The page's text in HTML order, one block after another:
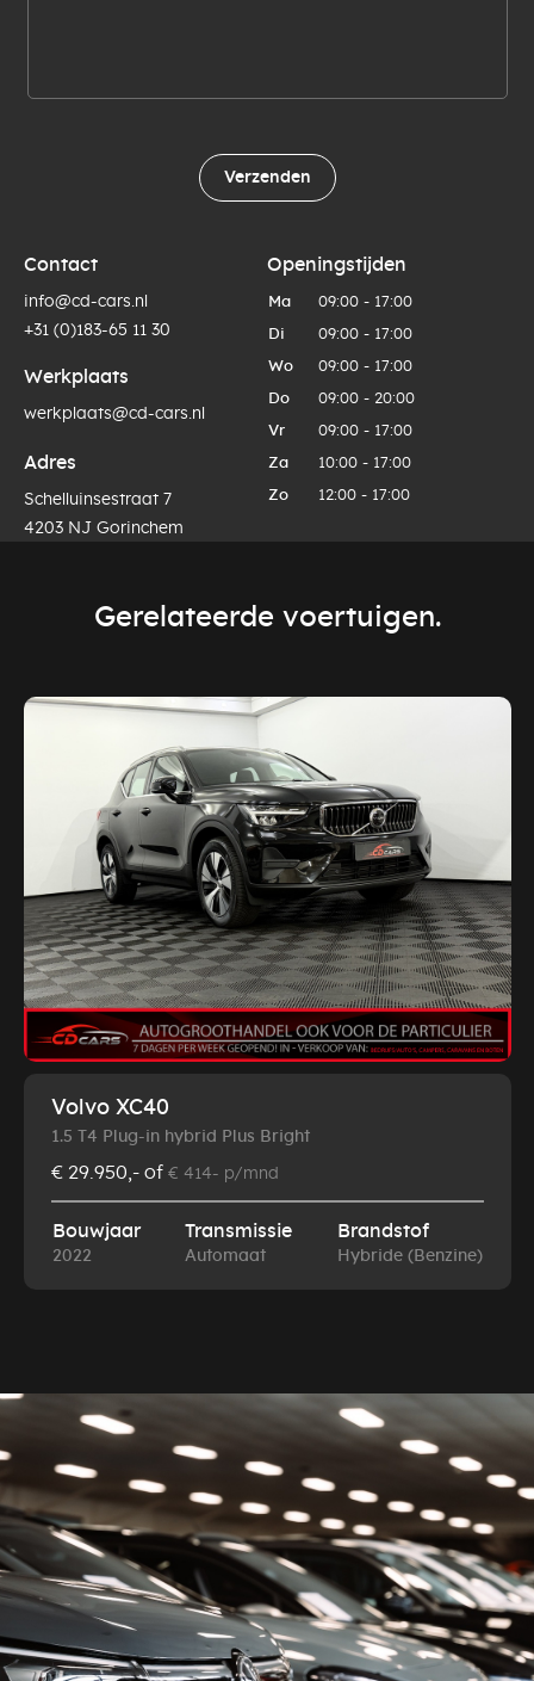
Verzenden
Contact
info@cd-cars.nl
+31 (0)183-65 11 30
Werkplaats
werkplaats@cd-cars.nl
Adres
Schelluinsestraat 7
4203 NJ Gorinchem
Openingstijden
Ma 09:00 - 17:00
Di 09:00 - 17:00
Wo 09:00 - 17:00
Do 09:00 - 20:00
Vr 09:00 - 17:00
Za 10:00 - 17:00
Zo 12:00 - 17:00
Gerelateerde voertuigen.
Volvo XC40
1.5 T4 Plug-in hybrid Plus Bright
€ 29.950,- of € 414- p/mnd
Bouwjaar
2022
Transmissie
Automaat
Brandstof
Hybride (Benzine)